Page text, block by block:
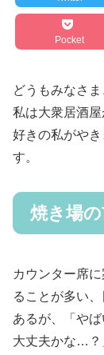
Pocket
どうもみなさ
私は大衆居酒
好きの私がや
す。
焼き場
カウンター席
ることが多い
あるが、「や
大丈夫かな…？